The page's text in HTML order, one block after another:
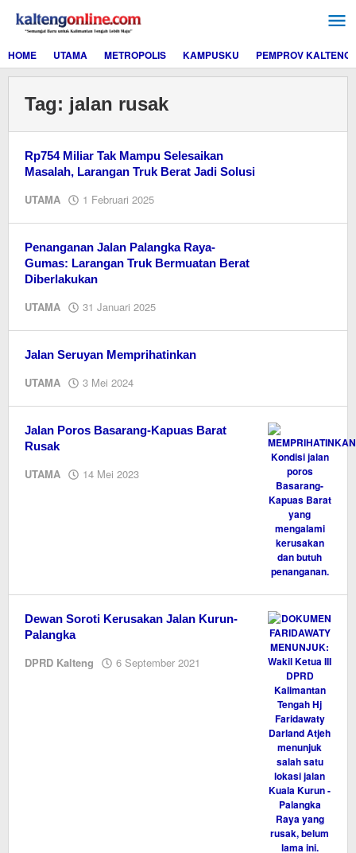
konten
HOME
UTAMA METROPOLIS KAMPUSKU PEMPROV KALTENG
Tag: jalan rusak
Rp754 Miliar Tak Mampu Selesaikan
Masalah, Larangan Truk Berat Jadi Solusi
UTAMA 1 Februari 2025
Penanganan Jalan Palangka Raya-
Gumas: Larangan Truk Bermuatan Berat
Diberlakukan
UTAMA 31 Januari 2025
Jalan Seruyan Memprihatinkan
UTAMA 3 Mei 2024
Jalan Poros Basarang-Kapuas Barat
Rusak
UTAMA 14 Mei 2023
Dewan Soroti Kerusakan Jalan Kurun-
Palangka
DPRD Kalteng 6 September 2021